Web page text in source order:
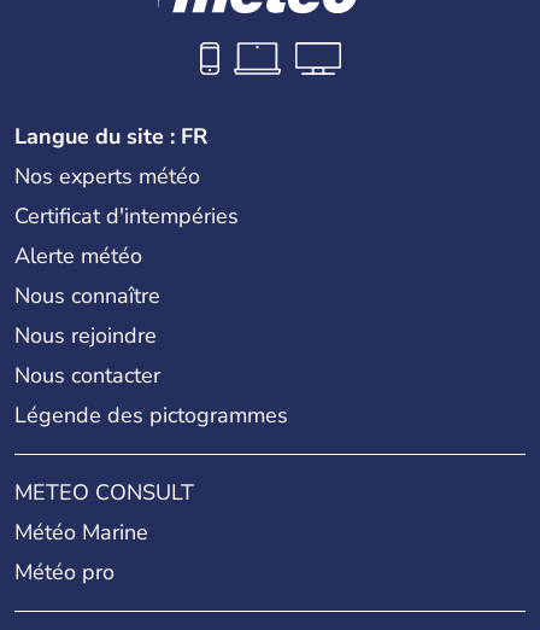
Langue du site : FR
Nos experts météo
Certificat d'intempéries
Alerte météo
Nous connaître
Nous rejoindre
Nous contacter
Légende des pictogrammes
METEO CONSULT
Météo Marine
Météo pro